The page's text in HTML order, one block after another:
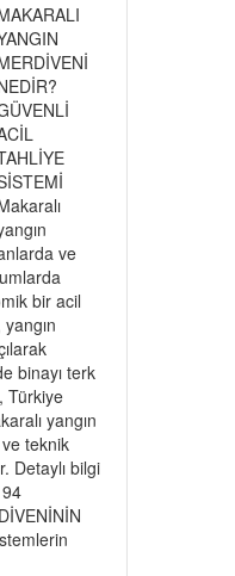
ve
bir acil
binayı terk
Türkiye
yangın
teknik
Detaylı bilgi